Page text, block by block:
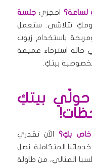
لساعة؟ احجزيجلسة
تتلاشى. ستعمل
باستخدام زيوت
استرخاء عميقة
بيتكِ.
حولّي بيتكِ
بكِ؟ الآن تقدري
المتكاملة. نصل
المثالي، من طاولة